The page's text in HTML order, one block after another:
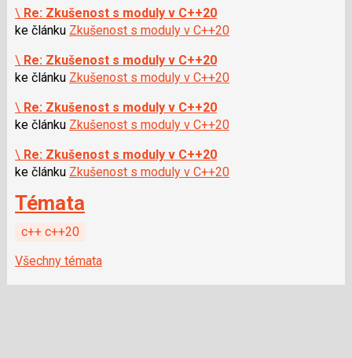
\ Re: Zkušenost s moduly v C++20
ke článku Zkušenost s moduly v C++20
\ Re: Zkušenost s moduly v C++20
ke článku Zkušenost s moduly v C++20
\ Re: Zkušenost s moduly v C++20
ke článku Zkušenost s moduly v C++20
\ Re: Zkušenost s moduly v C++20
ke článku Zkušenost s moduly v C++20
Témata
c++ c++20
Všechny témata